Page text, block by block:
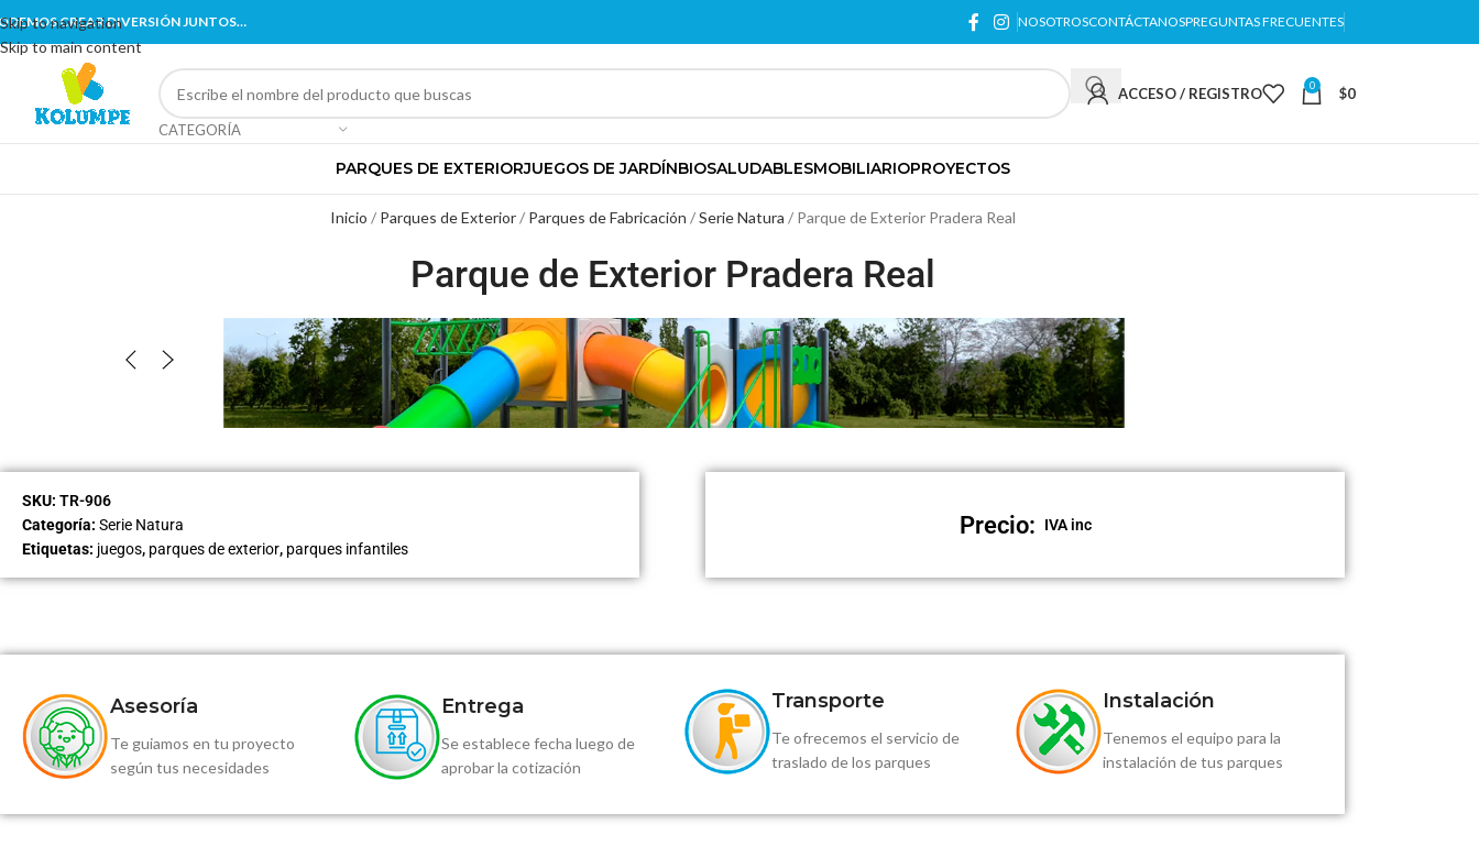
Skip to navigation
Skip to main content
CREAR DIVERSIÓN JUNTOS… NOSOTROSCONTÁCTANOSPREGUNTAS FRECUENTES
CATEGORÍA
ACCESO / REGISTRO 0 $0
PARQUES DE EXTERIORJUEGOS DE JARDÍNBIOSALUDABLESMOBILIARIOPROYECTOS
Inicio Parques de Exterior Parques de Fabricación Serie Natura Parque de Exterior Pradera Real
Parque de Exterior Pradera Real
SKU: TR-906
Categoría: Serie Natura
Etiquetas: juegos, parques de exterior, parques infantiles
Precio: IVA inc
Asesoría
Te guiamos en tu proyecto
según tus necesidades
Entrega
Se establece fecha luego de
aprobar la cotización
Transporte
Te ofrecemos el servicio de
traslado de los parques
Instalación
Tenemos el equipo para la
instalación de tus parques